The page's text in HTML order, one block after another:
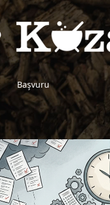
Başvuru